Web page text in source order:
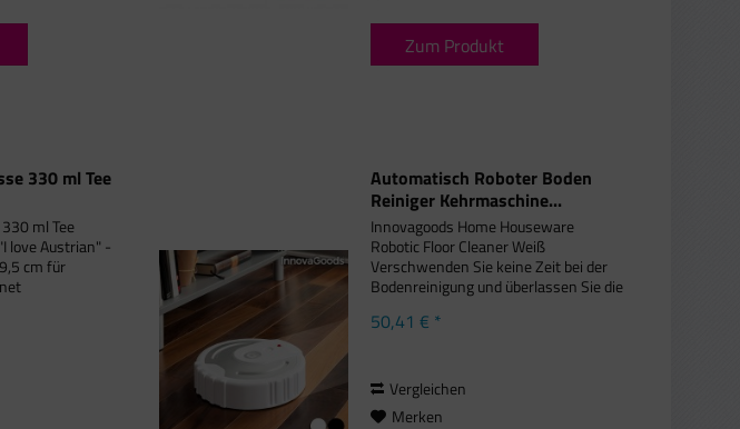
Zum Produkt
330 ml Tee
ml Tee
love Austrian" -
cm für
Automatisch Roboter Boden
Reiniger Kehrmaschine...
Innovagoods Home Houseware
Robotic Floor Cleaner Weiß
Verschwenden Sie keine Zeit bei der
Bodenreinigung und überlassen Sie die
Houseware Roboter-Bodenreiniger!
50,41 € *
Vergleichen
Merken